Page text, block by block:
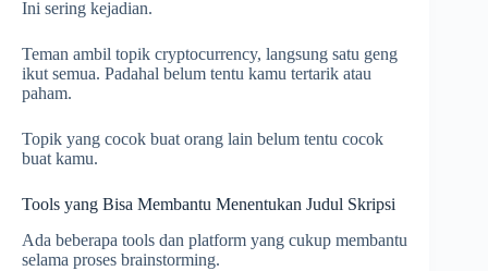
Ini sering kejadian.
Teman ambil topik cryptocurrency, langsung satu geng
ikut semua. Padahal belum tentu kamu tertarik atau
paham.
Topik yang cocok buat orang lain belum tentu cocok
buat kamu.
Tools yang Bisa Membantu Menentukan Judul Skripsi
Ada beberapa tools dan platform yang cukup membantu
selama proses brainstorming.